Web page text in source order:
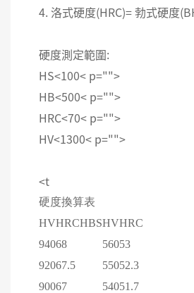
4. 洛式硬度(HRC)= 勃式硬度
硬度測定範圍:
HS<100< p="">
HB<500< p="">
HRC<70< p="">
HV<1300< p="">
<t
硬度換算表
HVHRCHBSHVHRC
94068 56053
92067.5 55052.3
90067 54051.7